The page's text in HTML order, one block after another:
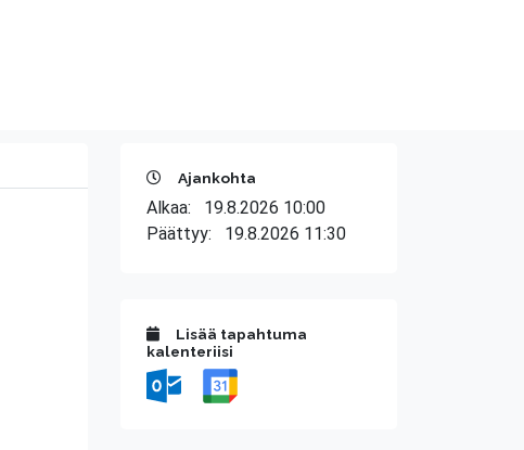
Ajankohta
Alkaa: 19.8.2026 10:00
Päättyy: 19.8.2026 11:30
Lisää tapahtuma
kalenteriisi